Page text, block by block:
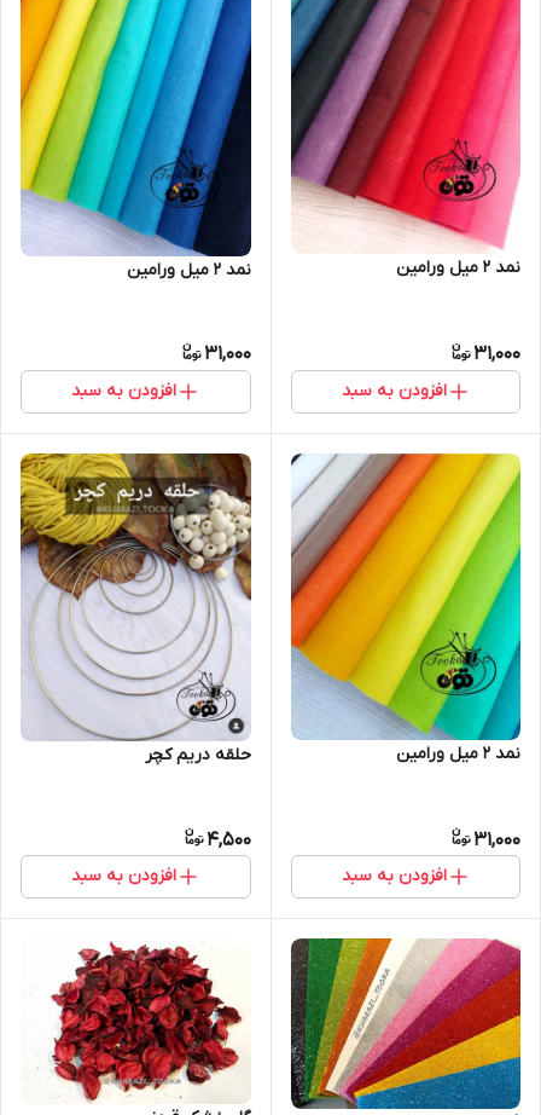
نمد ۲ میل ورامین
31,000
افزودن به سبد
نمد ۲ میل ورامین
31,000
افزودن به سبد
نمد ۲ میل ورامین
31,000
افزودن به سبد
حلقه دریم کچر
4,500
افزودن به سبد